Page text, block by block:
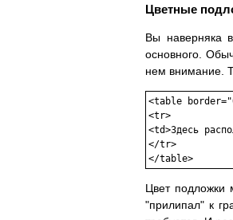
Цветные
Вы наверняка
основного.
нем внимание.
<table
<tr>
<td>Здесь
</tr>
Цвет подложки
"прилипал" к